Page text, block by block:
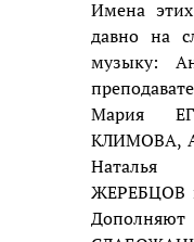
Имена
давно на
музыку:
Мария
КЛИМОВА,
ЖЕРЕБЦОВ